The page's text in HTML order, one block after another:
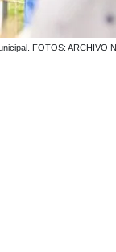
FOTOS: ARCHIVO